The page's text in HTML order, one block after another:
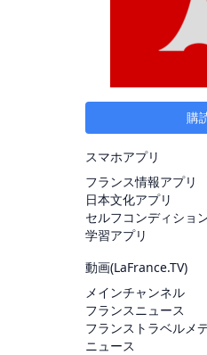
購
スマホアプリ
フランス情報アプリ
日本文化アプリ
セルフコンディショ
学習アプリ
動画(LaFrance.TV)
メインチャンネル
フランスニュース
フランストラベルメ
ニュース